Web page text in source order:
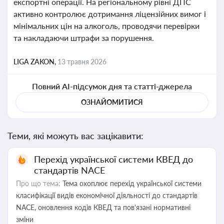
активно контролює дотримання ліцензійних вимог і
мінімальних цін на алкоголь, проводячи перевірки
та накладаючи штрафи за порушення.
LIGA ZAKON, 13 травня 2026
Повний AI-підсумок дня та статті-джерела
ОЗНАЙОМИТИСЯ
Теми, які можуть вас зацікавити:
Перехід української системи КВЕД до
стандартів NACE
Про що тема: Тема охоплює перехід української системи
класифікації видів економічної діяльності до стандартів
NACE, оновлення кодів КВЕД та пов'язані нормативні
зміни